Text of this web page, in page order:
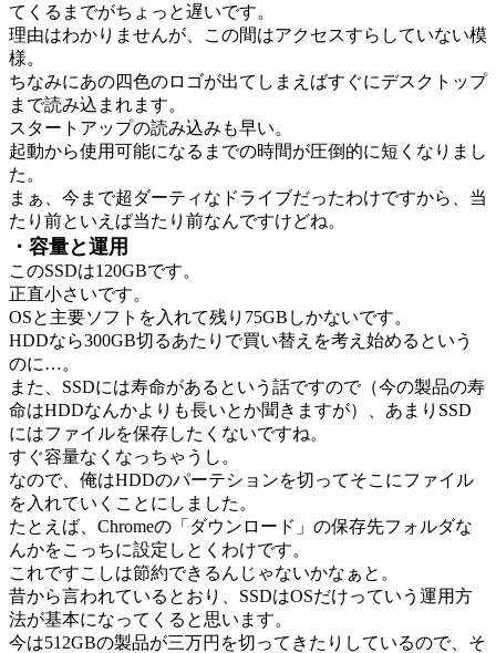
てくるまでがちょっと遅いです。
理由はわかりませんが、この間はアクセスすらしていない模
様。
ちなみにあの四色のロゴが出てしまえばすぐにデスクトップ
まで読み込まれます。
スタートアップの読み込みも早い。
起動から使用可能になるまでの時間が圧倒的に短くなりまし
た。
まぁ、今まで超ダーティなドライブだったわけですから、当
たり前といえば当たり前なんですけどね。
・容量と運用
このSSDは120GBです。
正直小さいです。
OSと主要ソフトを入れて残り75GBしかないです。
HDDなら300GB切るあたりで買い替えを考え始めるという
のに…。
また、SSDには寿命があるという話ですので（今の製品の寿
命はHDDなんかよりも長いとか聞きますが）、あまりSSD
にはファイルを保存したくないですね。
すぐ容量なくなっちゃうし。
なので、俺はHDDのパーテションを切ってそこにファイル
を入れていくことにしました。
たとえば、Chromeの「ダウンロード」の保存先フォルダな
んかをこっちに設定しとくわけです。
これですこしは節約できるんじゃないかなぁと。
昔から言われているとおり、SSDはOSだけっていう運用方
法が基本になってくると思います。
今は512GBの製品が三万円を切ってきたりしているので、そ